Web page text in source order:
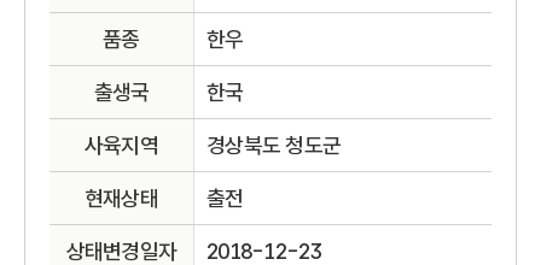
품종 한우
출생국 한국
사육지역 경상북도 청도군
현재상태 출전
상태변경일자 2018-12-23